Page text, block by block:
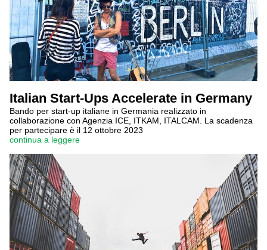
Italian Start-Ups Accelerate in Germany
Bando per start-up italiane in Germania realizzato in
collaborazione con Agenzia ICE, ITKAM, ITALCAM. La scadenza
per partecipare è il 12 ottobre 2023
continua a leggere